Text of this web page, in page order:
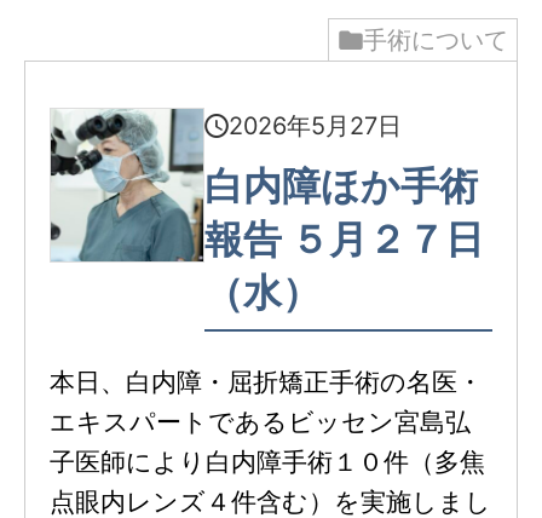
手術について
2026年5月27日
白内障ほか手術
報告 ５月２７日
（水）
本日、白内障・屈折矯正手術の名医・
エキスパートであるビッセン宮島弘
子医師により白内障手術１０件（多焦
点眼内レンズ４件含む）を実施しまし